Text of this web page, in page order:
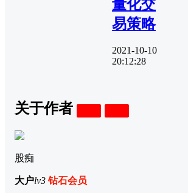
量化交
易策略
2021-10-10
20:12:28
关于作者
股痴
大户lv3 钻石会员